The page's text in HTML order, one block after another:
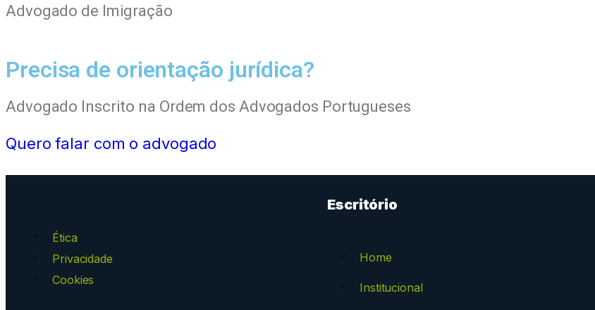
Advogado de Imigração
Precisa de orientação jurídica?
Advogado Inscrito na Ordem dos Advogados Portugueses
Quero falar com o advogado
Ética
Privacidade
Cookies
Escritório
Home
Institucional